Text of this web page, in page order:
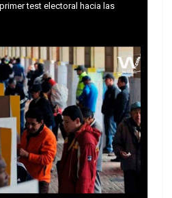
una estrategia de China
proyectos comerciales está
estatales a sus empresas»,
que «las quejas contra
chinas se han
y el proyecto crea
negativas».
test electoral hacia las